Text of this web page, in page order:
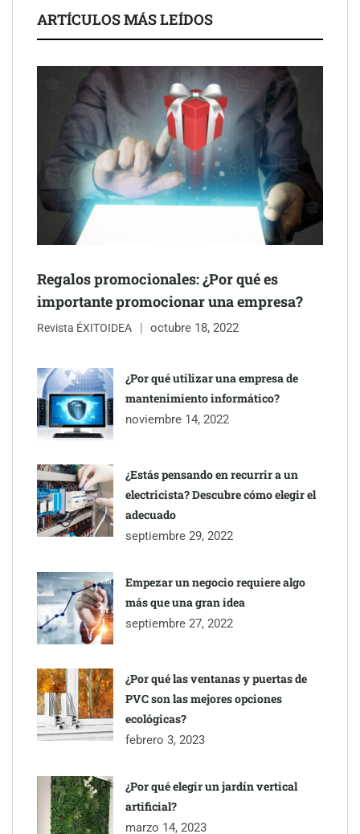
Schaeffler mejora su rentabilidad en el primer semestre de 2026
NOVA: innovación y diseño que transforman espacios de la
mano de Tormo Franquicias
ARTÍCULOS MÁS LEÍDOS
Regalos promocionales: ¿Por qué es
importante promocionar una empresa?
Revista ÉXITOIDEA octubre 18, 2022
¿Por qué utilizar una empresa de
mantenimiento informático?
noviembre 14, 2022
¿Estás pensando en recurrir a un
electricista? Descubre cómo elegir el
adecuado
septiembre 29, 2022
Empezar un negocio requiere algo
más que una gran idea
septiembre 27, 2022
¿Por qué las ventanas y puertas de
PVC son las mejores opciones
ecológicas?
febrero 3, 2023
¿Por qué elegir un jardín vertical
artificial?
marzo 14, 2023